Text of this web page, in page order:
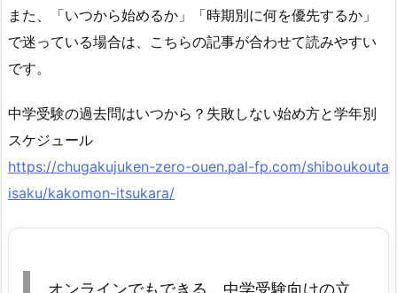
また、「いつから始めるか」「時期別に何を優先するか」
で迷っている場合は、こちらの記事が合わせて読みやすい
です。
中学受験の過去問はいつから？失敗しない始め方と学年別
スケジュール
https://chugakujuken-zero-ouen.pal-fp.com/shiboukouta
isaku/kakomon-itsukara/
オンラインでもできる、中学受験向けの立